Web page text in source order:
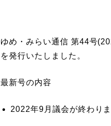
ゆめ・みらい通信 第44号
を発行いたしました。
最新号の内容
2022年9月議会が終わりま